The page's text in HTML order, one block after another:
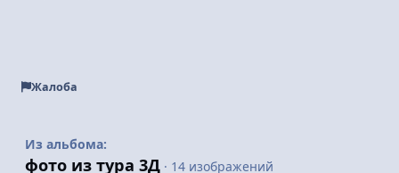
Жалоба
Из альбома:
фото из тура 3Д · 14 изображений